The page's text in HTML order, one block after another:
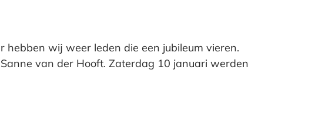
wij weer leden die een jubileum vieren.
van der Hooft. Zaterdag 10 januari werden